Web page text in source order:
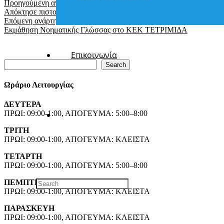
Επικοινωνία
Προηγούμενη ανάρτηση
Απόκτησε πιστοποιητικό υπολογιστών για ΑΣΕΠ σε 10 ημέρες
Επόμενη ανάρτηση
Εκμάθηση Νοηματικής Γλώσσας στο ΚΕΚ ΤΕΤΡΙΜΙΔΑ
Search
Ωράριο Λειτουργίας
ΔΕΥΤΕΡΑ
ΠΡΩΙ: 09:00-1:00, ΑΠΟΓΕΥΜΑ: 5:00–8:00
ΤΡΙΤΗ
ΠΡΩΙ: 09:00-1:00, ΑΠΟΓΕΥΜΑ: ΚΛΕΙΣΤΑ
ΤΕΤΑΡΤΗ
ΠΡΩΙ: 09:00-1:00, ΑΠΟΓΕΥΜΑ: 5:00–8:00
ΠΕΜΠΤΗ
ΠΡΩΙ: 09:00-1:00, ΑΠΟΓΕΥΜΑ: ΚΛΕΙΣΤΑ
ΠΑΡΑΣΚΕΥΗ
ΠΡΩΙ: 09:00-1:00, ΑΠΟΓΕΥΜΑ: ΚΛΕΙΣΤΑ